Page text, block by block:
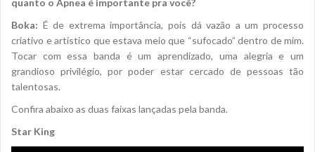
quanto o Apnea é importante pra você?
Boka: É de extrema importância, pois dá vazão a um processo
criativo e artístico que estava meio que “sufocado” dentro de mim.
Tocar com essa banda é um aprendizado, uma alegria e um
grandioso privilégio, por poder estar cercado de pessoas tão
talentosas.
Confira abaixo as duas faixas lançadas pela banda.
Star King